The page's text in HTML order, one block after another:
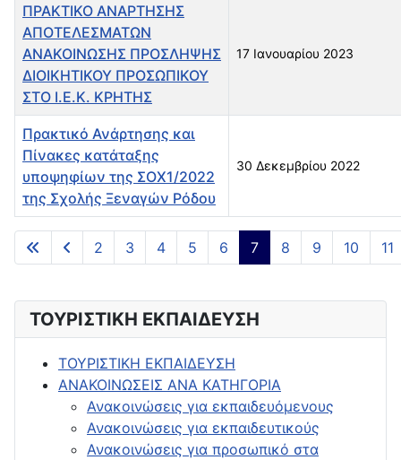
ΤΟΥΡΙΣΤΙΚΗ ΕΚΠΑΙΔΕΥΣΗ
ΤΟΥΡΙΣΤΙΚΗ ΕΚΠΑΙΔΕΥΣΗ
ΑΝΑΚΟΙΝΩΣΕΙΣ ΑΝΑ ΚΑΤΗΓΟΡΙΑ
Ανακοινώσεις για εκπαιδευόμενους
Ανακοινώσεις για εκπαιδευτικούς
Ανακοινώσεις για προσωπικό στα
Άρθρα
ΠΡΑΚΤΙΚΟ ΑΝΑΡΤΗΣΗΣ
ΑΠΟΤΕΛΕΣΜΑΤΩΝ
ΑΝΑΚΟΙΝΩΣΗΣ ΠΡΟΣΛΗΨΗΣ
ΔΙΟΙΚΗΤΙΚΟΥ ΠΡΟΣΩΠΙΚΟΥ
ΣΤΟ Ι.Ε.Κ. ΚΡΗΤΗΣ
17 Ιανουαρίου 2023
Πρακτικό Ανάρτησης και
Πίνακες κατάταξης
υποψηφίων της ΣΟΧ1/2022
της Σχολής Ξεναγών Ρόδου
30 Δεκεμβρίου 2022
Σελίδα 7 από 14
2 3 4 5 6 7 8 9 10 11